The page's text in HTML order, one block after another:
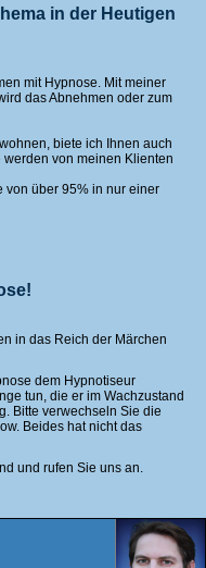
in der Heutigen
mit Hypnose. Mit meiner
das Abnehmen oder zum
biete ich Ihnen auch
von meinen Klienten
von über 95% in nur einer
in das Reich der Märchen
dem Hypnotiseur
tun, die er im Wachzustand
Bitte verwechseln Sie die
Beides hat nicht das
und rufen Sie uns an.